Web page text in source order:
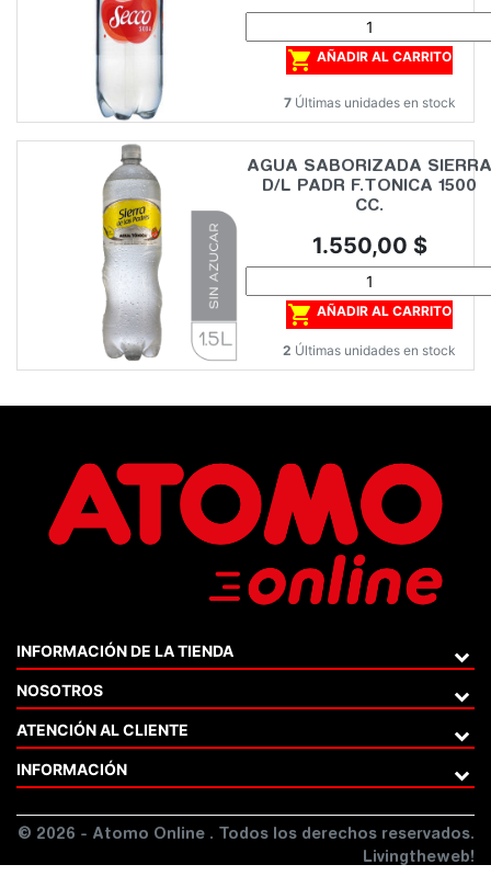
 AÑADIR AL CARRITO
7 Últimas unidades en stock
AGUA SABORIZADA SIERRA
D/L PADR F.TONICA 1500
CC.
Precio
1.550,00 $
 AÑADIR AL CARRITO
2 Últimas unidades en stock
INFORMACIÓN DE LA TIENDA
NOSOTROS
ATENCIÓN AL CLIENTE
INFORMACIÓN
© 2026 - Atomo Online . Todos los derechos reservados.
Livingtheweb!